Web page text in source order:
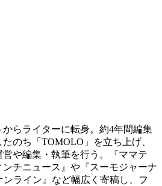
らライターに転身。約4年間編集
のち「TOMOLO」を立ち上げ、
や編集・執筆を行う。『ママテ
チニュース』や『スーモジャーナ
ライン』など幅広く寄稿し、フ